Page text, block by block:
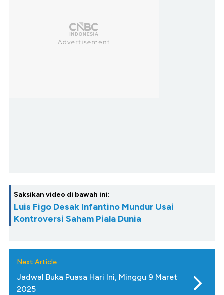
Saksikan video di bawah ini:
Luis Figo Desak Infantino Mundur Usai
Kontroversi Saham Piala Dunia
Next Article
Jadwal Buka Puasa Hari Ini, Minggu 9 Maret
2025